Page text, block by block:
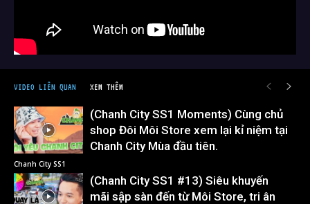
VIDEO LIÊN QUAN XEM THÊM
Chanh City SS1
(Chanh City SS1 Moments) Cùng chủ
shop Đôi Môi Store xem lại kỉ niệm tại
Chanh City Mùa đầu tiên.
(Chanh City SS1 #13) Siêu khuyến
mãi sập sàn đến từ Môi Store, tri ân